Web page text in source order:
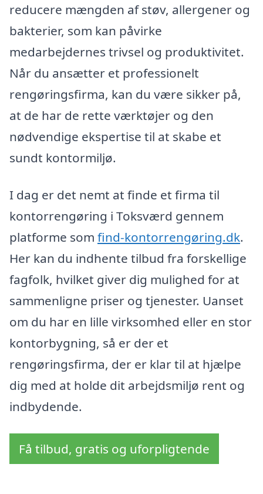
reducere mængden af støv, allergener og
bakterier, som kan påvirke
medarbejdernes trivsel og produktivitet.
Når du ansætter et professionelt
rengøringsfirma, kan du være sikker på,
at de har de rette værktøjer og den
nødvendige ekspertise til at skabe et
sundt kontormiljø.
I dag er det nemt at finde et firma til
kontorrengøring i Toksværd gennem
platforme som find-kontorrengøring.dk.
Her kan du indhente tilbud fra forskellige
fagfolk, hvilket giver dig mulighed for at
sammenligne priser og tjenester. Uanset
om du har en lille virksomhed eller en stor
kontorbygning, så er der et
rengøringsfirma, der er klar til at hjælpe
dig med at holde dit arbejdsmiljø rent og
indbydende.
Få tilbud, gratis og uforpligtende